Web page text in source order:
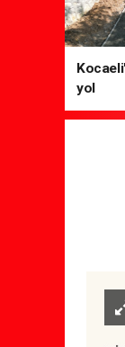
yol